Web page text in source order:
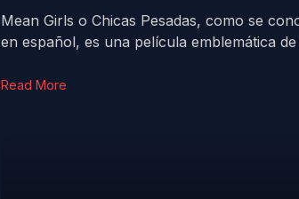
Mean Girls o Chicas Pesadas, como se
en español, es una película emblemática de
Read More